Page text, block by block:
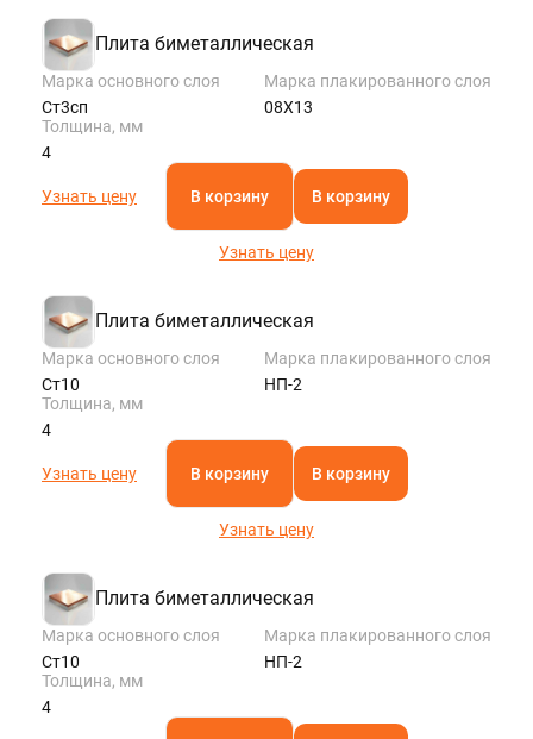
Плита биметаллическая
Марка основного слоя
Ст3сп
Марка плакированного слоя
08Х13
Толщина, мм
4
Узнать цену В корзину В корзину
Узнать цену
Плита биметаллическая
Марка основного слоя
Ст10
Марка плакированного слоя
НП-2
Толщина, мм
4
Узнать цену В корзину В корзину
Узнать цену
Плита биметаллическая
Марка основного слоя
Ст10
Марка плакированного слоя
НП-2
Толщина, мм
4